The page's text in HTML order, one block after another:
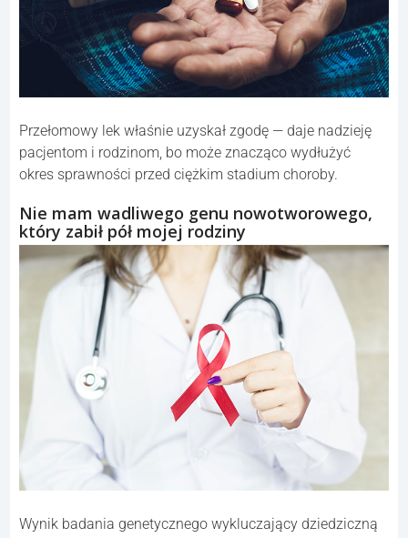
Przełomowy lek właśnie uzyskał zgodę — daje nadzieję
pacjentom i rodzinom, bo może znacząco wydłużyć
okres sprawności przed ciężkim stadium choroby.
Nie mam wadliwego genu nowotworowego,
który zabił pół mojej rodziny
Wynik badania genetycznego wykluczający dziedziczną